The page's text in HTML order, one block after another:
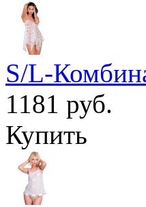
S/L-
1181 руб.
Купить